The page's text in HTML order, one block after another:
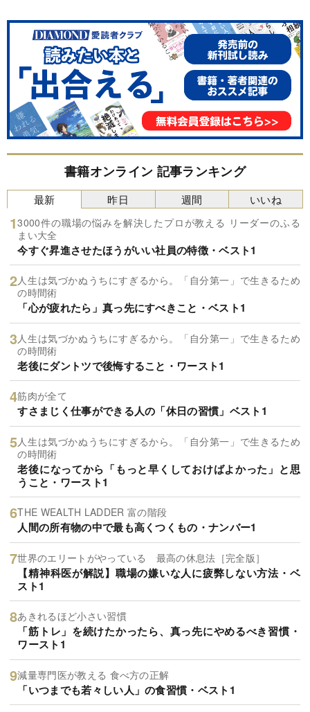
書籍オンライン 記事ランキング
最新
3000件の職場の悩みを解決したプロが教える リーダーのふる
まい大全
今すぐ昇進させたほうがいい社員の特徴・ベスト1
人生は気づかぬうちにすぎるから。「自分第一」で生きるため
の時間術
「心が疲れたら」真っ先にすべきこと・ベスト1
人生は気づかぬうちにすぎるから。「自分第一」で生きるため
の時間術
老後にダントツで後悔すること・ワースト1
筋肉が全て
すさまじく仕事ができる人の「休日の習慣」ベスト1
人生は気づかぬうちにすぎるから。「自分第一」で生きるため
の時間術
老後になってから「もっと早くしておけばよかった」と思
うこと・ワースト1
THE WEALTH LADDER 富の階段
人間の所有物の中で最も高くつくもの・ナンバー1
世界のエリートがやっている 最高の休息法［完全版］
【精神科医が解説】職場の嫌いな人に疲弊しない方法・ベ
スト1
あきれるほど小さい習慣
「筋トレ」を続けたかったら、真っ先にやめるべき習慣・
ワースト1
減量専門医が教える 食べ方の正解
「いつまでも若々しい人」の食習慣・ベスト1
昨日 週間 いいね